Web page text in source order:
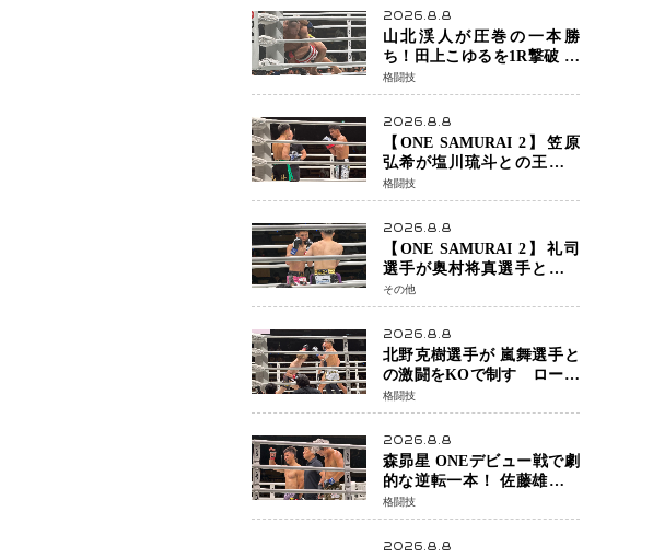
最後まで打ち合うも判定で
チャオに軍配
2026.8.8
山北渓人が圧巻の一本勝
ち！田上こゆるを1R撃破 ケ
ルベロスチョークで存在感
を示す
格闘技
2026.8.8
【ONE SAMURAI 2】笠原
弘希が塩川琉斗との王者対
決を制す 圧力で主導権を握
り判定勝利
格闘技
2026.8.8
【ONE SAMURAI 2】礼司
選手が奥村将真選手との接
戦を制す カウンターと正確
な打撃で判定勝利
その他
2026.8.8
北野克樹選手が 嵐舞選手と
の激闘をKOで制す ローブ
ローが相次ぐ波乱の展開…
涙の勝利「生まれてくる娘
のために750万円を使いた
い」
格闘技
2026.8.8
森昴星 ONEデビュー戦で劇
的な逆転一本！ 佐藤雄介の
強烈な打撃を耐え抜き、リ
アネイキッドチョークで勝
利
格闘技
2026.8.8